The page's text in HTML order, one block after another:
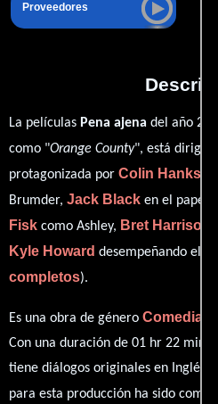
Proveedores
La películas Pena ajena del año
como "Orange County", está
protagonizada por Colin Hanks
Brumder, Jack Black en el papel
Fisk como Ashley, Bret Harrison
Kyle Howard desempeñando el
completos).
Es una obra de género Comedia
Con una duración de 01 hr 22 min
tiene diálogos originales en Inglés
para esta producción ha sido